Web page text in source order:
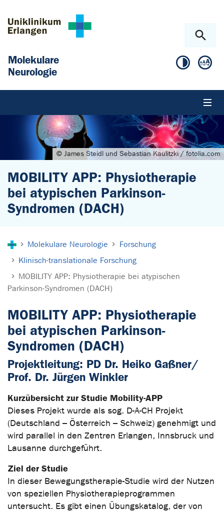
Molekulare
Neurologie
© James Steidl und Sebastian Kaulitzki / fotolia.com
MOBILITY APP: Physiotherapie
bei atypischen Parkinson-
Syndromen (DACH)
Molekulare Neurologie
Forschung
Klinisch-translationale Forschung
MOBILITY APP: Physiotherapie bei atypischen
Parkinson-Syndromen (DACH)
MOBILITY APP: Physiotherapie
bei atypischen Parkinson-
Syndromen (DACH)
Projektleitung: PD Dr. Heiko Gaßner/
Prof. Dr. Jürgen Winkler
Kurzübersicht zur Studie Mobility-APP
Dieses Projekt wurde als sog. D-A-CH Projekt
(Deutschland – Österreich – Schweiz) genehmigt und
wird parallel in den Zentren Erlangen, Innsbruck und
Lausanne durchgeführt.
Ziel der Studie
In dieser Bewegungstherapie-Studie wird der Nutzen
von speziellen Physiotherapieprogrammen
untersucht. Es gibt einen Übungskatalog, der von